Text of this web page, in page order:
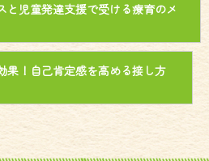
と児童発達支援で受ける療育のメ
果！自己肯定感を高める接し方